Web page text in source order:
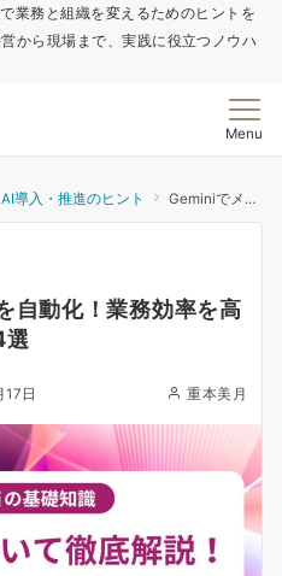
業務と組織を変えるためのヒントを
から現場まで、実践に役立つノウハ
Menu
AI導入・推進のヒント Geminiでメール作成を自動化！業務効率を高める実践プロンプト14選
自動化！業務効率を高
選
17日 重本美月